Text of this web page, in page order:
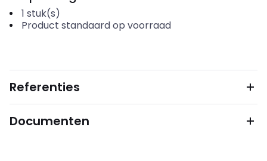
1 stuk(s)
Product standaard op voorraad
Referenties
Documenten